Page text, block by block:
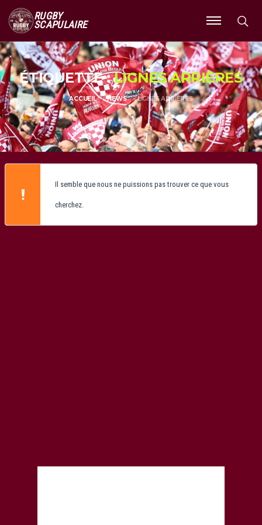
RUGBY
SCAPULAIRE
Ouvrir
le
menu
ÉTIQUETTE :LIGNES ARRIÈRES
ACCUEIL NEWS LIGNES ARRIÈRES
Il semble que nous ne puissions pas trouver ce que vous
cherchez.